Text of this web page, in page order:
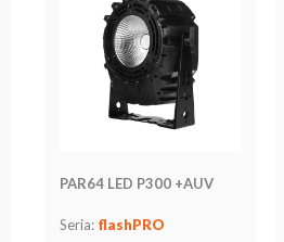
PAR64 LED P300 +AUV
Seria: flashPRO